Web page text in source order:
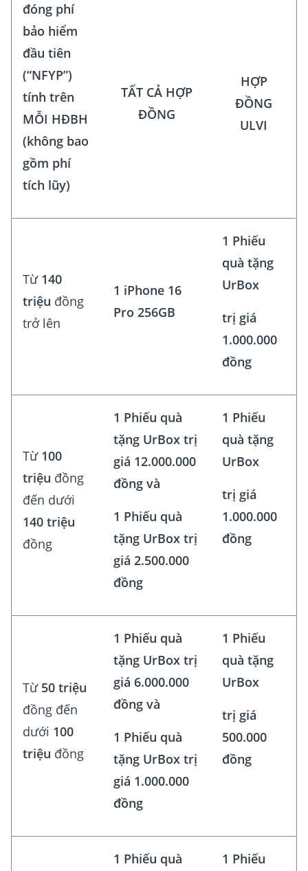
đóng phí
bảo hiểm
đầu tiên
(“NFYP”)
tính trên
MỖI HĐBH
(không bao
gồm phí
tích lũy)
TẤT CẢ HỢP
ĐỒNG
HỢP
ĐỒNG
ULVI
Từ 140
triệu đồng
trở lên
1 iPhone 16
Pro 256GB
1 Phiếu
quà tặng
UrBox
trị giá
1.000.000
đồng
Từ 100
triệu đồng
đến dưới
140 triệu
đồng
1 Phiếu quà
tặng UrBox trị
giá 12.000.000
đồng và
1 Phiếu quà
tặng UrBox trị
giá 2.500.000
đồng
1 Phiếu
quà tặng
UrBox
trị giá
1.000.000
đồng
Từ 50 triệu
đồng đến
dưới 100
triệu đồng
1 Phiếu quà
tặng UrBox trị
giá 6.000.000
đồng và
1 Phiếu quà
tặng UrBox trị
giá 1.000.000
đồng
1 Phiếu
quà tặng
UrBox
trị giá
500.000
đồng
1 Phiếu quà
1 Phiếu